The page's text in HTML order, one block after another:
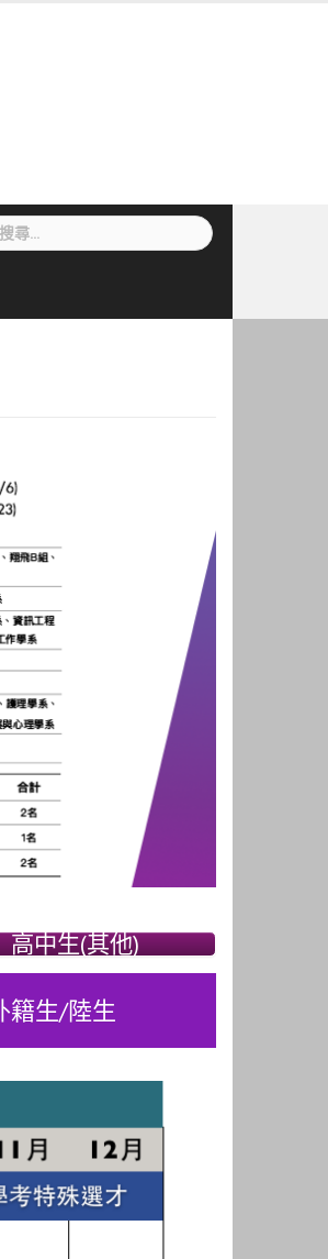
高中生(其他)
籍生/陸生